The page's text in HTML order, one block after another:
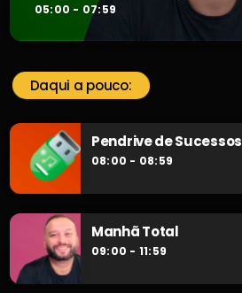
05:00 - 07:59
Daqui a pouco:
Pendrive de Sucessos
08:00 - 08:59
Manhã Total
09:00 - 11:59